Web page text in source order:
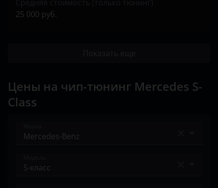
25 000 руб.
Цены на чип-тюнинг Mercedes S-
Class